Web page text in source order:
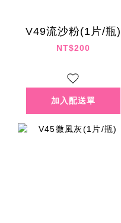
V49流沙粉(1片/瓶)
NT$200